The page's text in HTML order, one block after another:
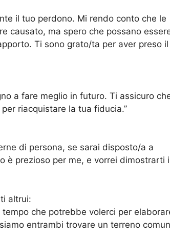
il tuo perdono. Mi rendo conto che le
causato, ma spero che possano
Ti sono grato/ta per aver preso il
a fare meglio in futuro. Ti assicuro
riacquistare la tua fiducia.”
di persona, se sarai disposto/a a
è prezioso per me, e vorrei dimostrarti
altrui:
che potrebbe volerci per
entrambi trovare un terreno